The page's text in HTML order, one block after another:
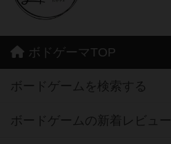
ボドゲーマTOP
ボードゲームを検索する
ボードゲームの新着レビュー